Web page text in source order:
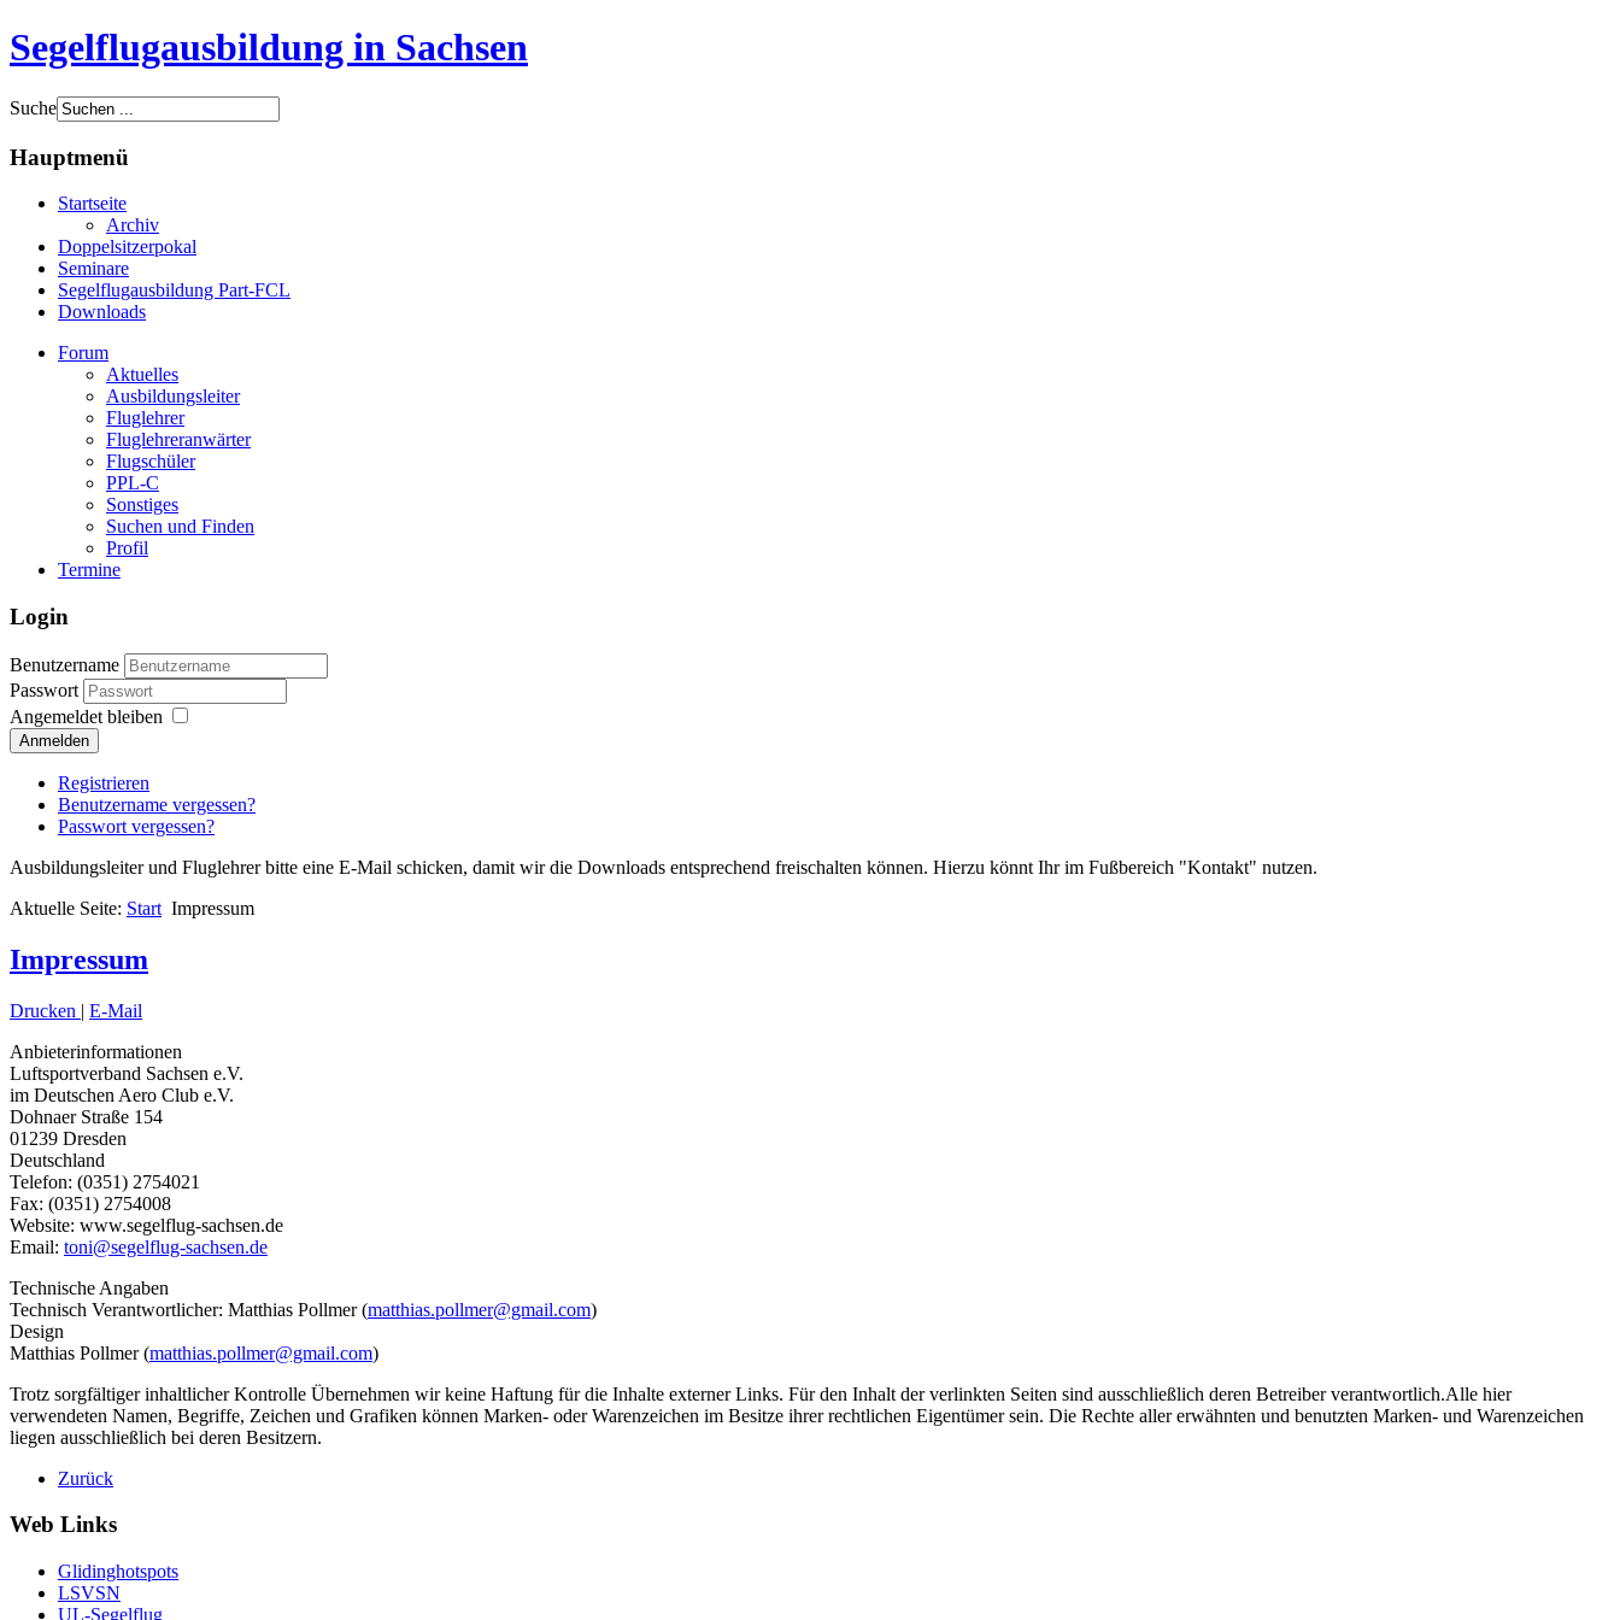
Segelflugausbildung in Sachsen
Suche
Hauptmenü
Startseite
Archiv
Doppelsitzerpokal
Seminare
Segelflugausbildung Part-FCL
Downloads
Forum
Aktuelles
Ausbildungsleiter
Fluglehrer
Fluglehreranwärter
Flugschüler
PPL-C
Sonstiges
Suchen und Finden
Profil
Termine
Login
Benutzername
Passwort
Angemeldet bleiben
Anmelden
Registrieren
Benutzername vergessen?
Passwort vergessen?
Ausbildungsleiter und Fluglehrer bitte eine E-Mail schicken, damit wir die Downloads entsprechend freischalten können. Hierzu könnt Ihr im Fußbereich "Kontakt" nutzen.
Aktuelle Seite: Start Impressum
Impressum
Drucken | E-Mail
Anbieterinformationen
Luftsportverband Sachsen e.V.
im Deutschen Aero Club e.V.
Dohnaer Straße 154
01239 Dresden
Deutschland
Telefon: (0351) 2754021
Fax: (0351) 2754008
Website: www.segelflug-sachsen.de
Email: toni@segelflug-sachsen.de
Technische Angaben
Technisch Verantwortlicher: Matthias Pollmer (matthias.pollmer@gmail.com)
Design
Matthias Pollmer (matthias.pollmer@gmail.com)
Trotz sorgfältiger inhaltlicher Kontrolle Übernehmen wir keine Haftung für die Inhalte externer Links. Für den Inhalt der verlinkten Seiten sind ausschließlich deren Betreiber verantwortlich.Alle hier
verwendeten Namen, Begriffe, Zeichen und Grafiken können Marken- oder Warenzeichen im Besitze ihrer rechtlichen Eigentümer sein. Die Rechte aller erwähnten und benutzten Marken- und Warenzeichen
liegen ausschließlich bei deren Besitzern.
Zurück
Web Links
Glidinghotspots
LSVSN
UL-Segelflug